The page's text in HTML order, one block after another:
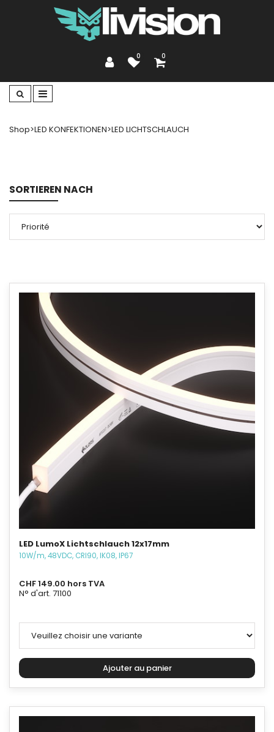
0 0
Shop>LED KONFEKTIONEN>LED LICHTSCHLAUCH
SORTIEREN NACH
LED LumoX Lichtschlauch 12x17mm
10W/m, 48VDC, CRI90, IK08, IP67
CHF 149.00 hors TVA
N° d'art. 71100